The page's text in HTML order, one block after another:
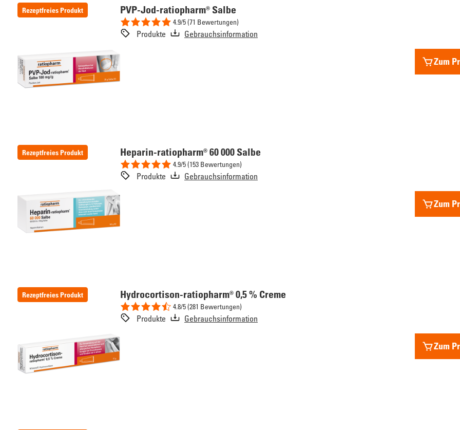
Rezeptfreies Produkt PVP-Jod-ratiopharm® Salbe
4.9/5 (71 Bewertungen)
Produkte Gebrauchsinformation
Zum
Rezeptfreies Produkt Heparin-ratiopharm® 60 000 Salbe
4.9/5 (153 Bewertungen)
Produkte Gebrauchsinformation
Zum
Rezeptfreies Produkt Hydrocortison-ratiopharm® 0,5 % Creme
4.8/5 (281 Bewertungen)
Produkte Gebrauchsinformation
Zum